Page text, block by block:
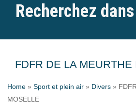
Recherchez
FDFR DE LA MEURTHE
Home » Sport et plein air » Divers »
MOSELLE